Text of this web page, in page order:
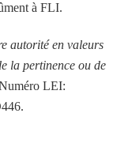
à FLI.
autorité en valeurs
la pertinence ou de
LEI: